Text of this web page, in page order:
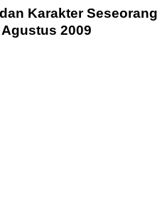
Karakter Seseorang
2009